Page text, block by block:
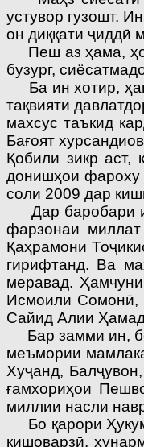
устувор гузошт.
он диққати
Пеш аз ҳама,
бузург,
Ба ин хотир,
тақвияти
махсус таъкид
Бағоят
Қобили зикр
донишҳои фароху
соли 2009 дар
Дар баробари
фарзонаи
Қаҳрамони
гирифтанд. Ва
меравад.
Исмоили Сомонӣ,
Сайид Алии
Бар замми ин, бо
меъмории
Хуҷанд,
ғамхориҳои
миллии насли
Бо қарори
кишоварзӣ,